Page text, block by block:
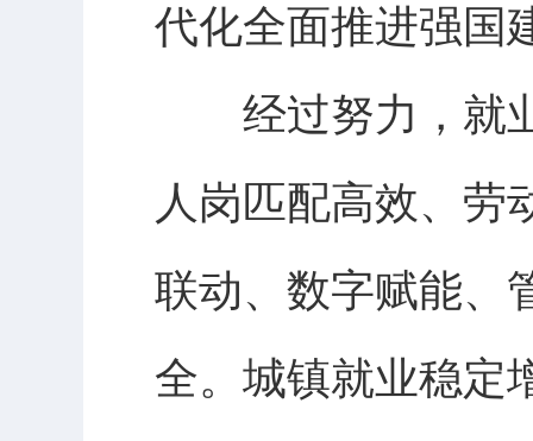
代化全面推进强国
经过努力，就业
人岗匹配高效、劳
联动、数字赋能、
全。城镇就业稳定